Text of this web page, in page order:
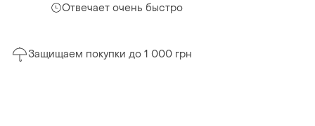
Отвечает очень быстро
Защищаем покупки до 1 000 грн